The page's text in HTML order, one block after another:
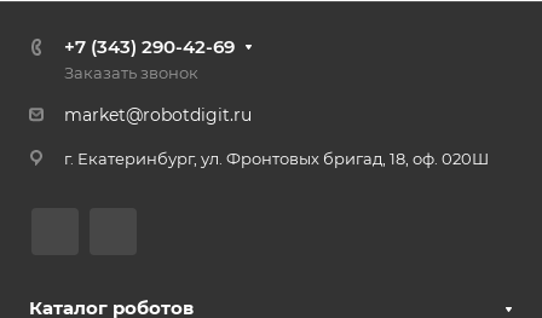
+7 (343) 290-42-69
Заказать звонок
market@robotdigit.ru
г. Екатеринбург, ул. Фронтовых бригад, 18, оф. 020Ш
Каталог роботов